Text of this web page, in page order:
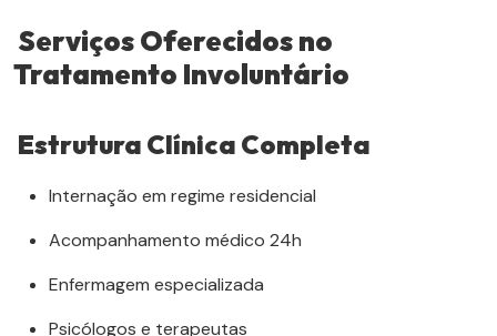
Serviços Oferecidos no
Tratamento Involuntário
Estrutura Clínica Completa
Internação em regime residencial
Acompanhamento médico 24h
Enfermagem especializada
Psicólogos e terapeutas